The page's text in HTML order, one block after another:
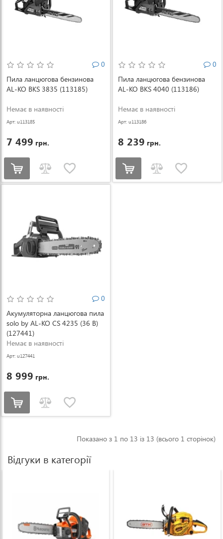
0
Пила ланцюгова бензинова
AL-KO BKS 3835 (113185)
Немає в наявності
Арт: u113185
7 499 грн.
0
Пила ланцюгова бензинова
AL-KO BKS 4040 (113186)
Немає в наявності
Арт: u113186
8 239 грн.
0
Акумуляторна ланцюгова пила
solo by AL-KO CS 4235 (36 В)
(127441)
Немає в наявності
Арт: u127441
8 999 грн.
Показано з 1 по 13 із 13 (всього 1 сторінок)
Відгуки в категорії